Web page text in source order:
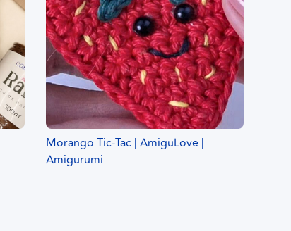
Morango Tic-Tac | AmiguLove |
Amigurumi